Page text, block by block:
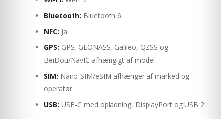
Bluetooth: Bluetooth 6
NFC: Ja
GPS: GPS, GLONASS, Galileo, QZSS og
BeiDou/NavIC afhængigt af model
SIM: Nano-SIM/eSIM afhænger af marked og
operatør
USB: USB-C med opladning, DisplayPort og USB 2